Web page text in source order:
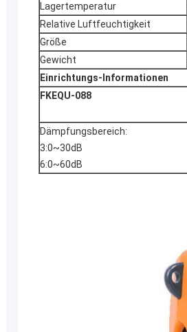
Lagertemperatur
Relative Luftfeuchtigkeit
Größe
Gewicht
Einrichtungs-Informationen
FKEQU-088
Dämpfungsbereich:
3:0~30dB
6:0~60dB